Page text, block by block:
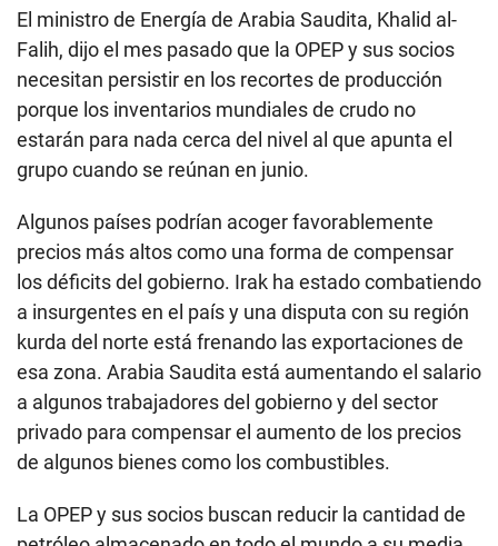
El ministro de Energía de Arabia Saudita, Khalid al-
Falih, dijo el mes pasado que la OPEP y sus socios
necesitan persistir en los recortes de producción
porque los inventarios mundiales de crudo no
estarán para nada cerca del nivel al que apunta el
grupo cuando se reúnan en junio.
Algunos países podrían acoger favorablemente
precios más altos como una forma de compensar
los déficits del gobierno. Irak ha estado combatiendo
a insurgentes en el país y una disputa con su región
kurda del norte está frenando las exportaciones de
esa zona. Arabia Saudita está aumentando el salario
a algunos trabajadores del gobierno y del sector
privado para compensar el aumento de los precios
de algunos bienes como los combustibles.
La OPEP y sus socios buscan reducir la cantidad de